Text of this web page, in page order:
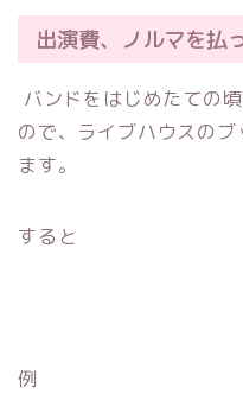
出演費、ノルマを払
バンドをはじめたての
ので、ライブハウスの
ます。
すると
例